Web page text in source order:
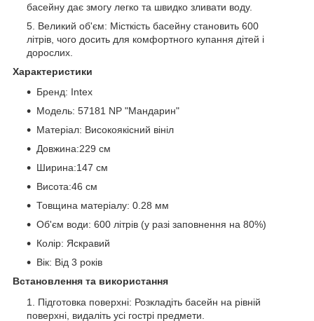
басейну дає змогу легко та швидко зливати воду.
Великий об'єм: Місткість басейну становить 600
літрів, чого досить для комфортного купання дітей і
дорослих.
Характеристики
Бренд: Intex
Модель: 57181 NP "Мандарин"
Матеріал: Високоякісний вініл
Довжина:229 см
Ширина:147 см
Висота:46 см
Товщина матеріалу: 0.28 мм
Об'єм води: 600 літрів (у разі заповнення на 80%)
Колір: Яскравий
Вік: Від 3 років
Встановлення та використання
Підготовка поверхні: Розкладіть басейн на рівній
поверхні, видаліть усі гострі предмети.